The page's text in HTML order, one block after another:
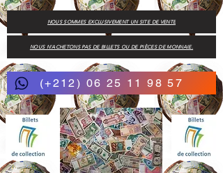
(+212) 06 25 11 98 57
NOUS N'ACHETONS PAS DE BILLETS OU DE PIÈCES DE MONNAIE.
NOUS SOMMES EXCLUSIVEMENT UN SITE DE VENTE